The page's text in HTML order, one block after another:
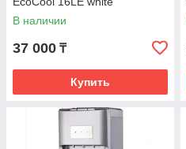
В наличии
37 000 ₸
Купить